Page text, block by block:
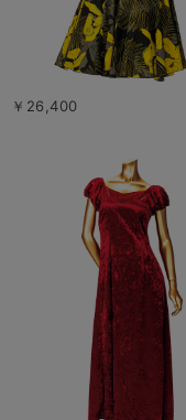
￥26,400